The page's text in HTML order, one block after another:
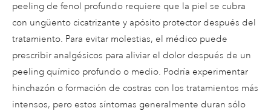
peeling de fenol profundo requiere que la piel se cubra
con ungüento cicatrizante y apósito protector después del
tratamiento. Para evitar molestias, el médico puede
prescribir analgésicos para aliviar el dolor después de un
peeling químico profundo o medio. Podría experimentar
hinchazón o formación de costras con los tratamientos más
intensos, pero estos síntomas generalmente duran sólo